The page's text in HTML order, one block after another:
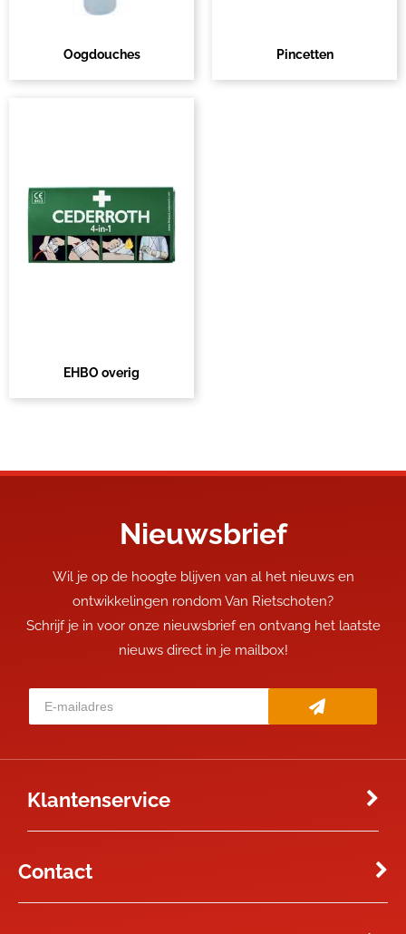
Oogdouches Pincetten
EHBO overig
Nieuwsbrief
Wil je op de hoogte blijven van al het nieuws en
ontwikkelingen rondom Van Rietschoten?
Schrijf je in voor onze nieuwsbrief en ontvang het laatste
nieuws direct in je mailbox!
Klantenservice
Contact